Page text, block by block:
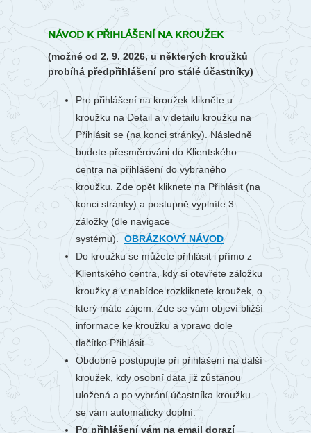
NÁVOD K PŘIHLÁŠENÍ NA KROUŽEK
(možné od 2. 9. 2026, u některých kroužků
probíhá předpřihlášení pro stálé účastníky)
Pro přihlášení na kroužek klikněte u
kroužku na Detail a v detailu kroužku na
Přihlásit se (na konci stránky). Následně
budete přesměrováni do Klientského
centra na přihlášení do vybraného
kroužku. Zde opět kliknete na Přihlásit (na
konci stránky) a postupně vyplníte 3
záložky (dle navigace
systému). OBRÁZKOVÝ NÁVOD
Do kroužku se můžete přihlásit i přímo z
Klientského centra, kdy si otevřete záložku
kroužky a v nabídce rozkliknete kroužek, o
který máte zájem. Zde se vám objeví bližší
informace ke kroužku a vpravo dole
tlačítko Přihlásit.
Obdobně postupujte při přihlášení na další
kroužek, kdy osobní data již zůstanou
uložená a po vybrání účastníka kroužku
se vám automaticky doplní.
Po přihlášení vám na email dorazí